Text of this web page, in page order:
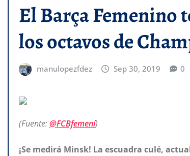
El Barça Femenino
los octavos de
manulopezfdez Sep 30, 2019 0
(Fuente:@FCBfemení)
¡Se medirá Minsk! La escuadra culé,